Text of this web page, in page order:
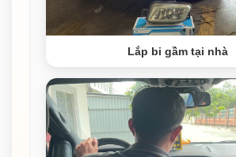
Lắp bi gầm tại nhà